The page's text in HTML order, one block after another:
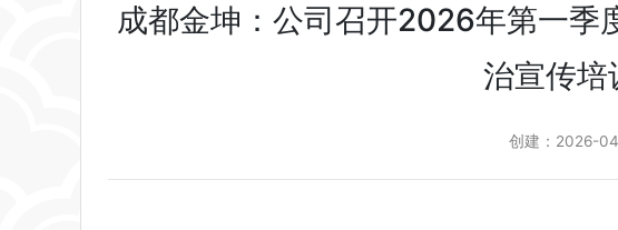
成都金坤：公司召开2026年第一季
治宣传培
创建： 2026-